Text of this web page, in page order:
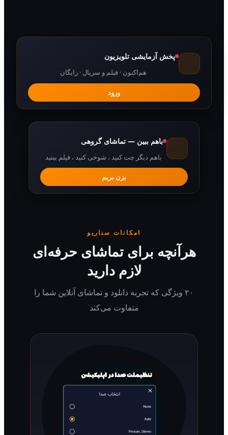
پخش آزمایشی تلویزیون
هم‌اکنون · فیلم و سریال · رایگان
باهم ببین — تماشای گروهی
باهم دیگر چت کنید ، شوخی کنید ، فیلم ببنید
امکانات سناریو
برای تماشای حرفه‌ای
لازم دارید
۲۰ ویژگی که تجربه دانلود و تماشای آنلاین شما را
متفاوت می‌کند